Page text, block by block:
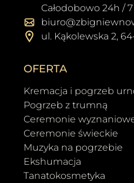
Całodobowo 24h /
ul. Kąkolewska 2,
OFERTA
Kremacja i pogrzeb
Pogrzeb z trumną
Ceremonie
Ceremonie świeckie
Muzyka na pogrzebie
Ekshumacja
Tanatokosmetyka